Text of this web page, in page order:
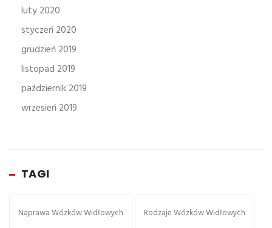
luty 2020
styczeń 2020
grudzień 2019
listopad 2019
październik 2019
wrzesień 2019
TAGI
Naprawa Wózków Widłowych Rodzaje Wózków Widłowych